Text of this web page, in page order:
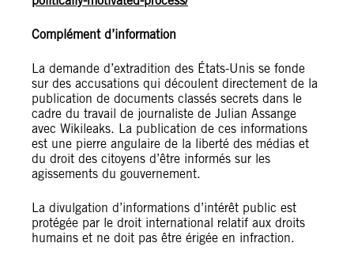
Complément d’information
La demande d’extradition des États-Unis se fonde
sur des accusations qui découlent directement de la
publication de documents classés secrets dans le
cadre du travail de journaliste de Julian Assange
avec Wikileaks. La publication de ces informations
est une pierre angulaire de la liberté des médias et
du droit des citoyens d’être informés sur les
agissements du gouvernement.
La divulgation d’informations d’intérêt public est
protégée par le droit international relatif aux droits
humains et ne doit pas être érigée en infraction.